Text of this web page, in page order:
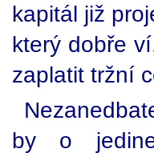
kapitál již
který dobře
zaplatit tržní
by o